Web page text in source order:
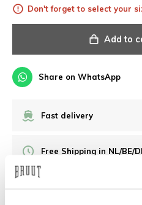
Don't forget to select your
Add to
Share on WhatsApp
Fast delivery
Free Shipping in NL/BE/